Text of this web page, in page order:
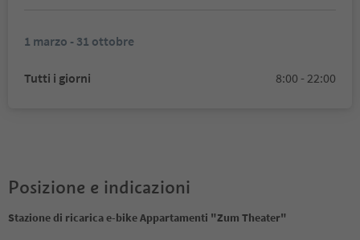
1 marzo - 31 ottobre
Tutti i giorni 8:00 - 22:00
Posizione e indicazioni
Stazione di ricarica e-bike Appartamenti "Zum Theater"